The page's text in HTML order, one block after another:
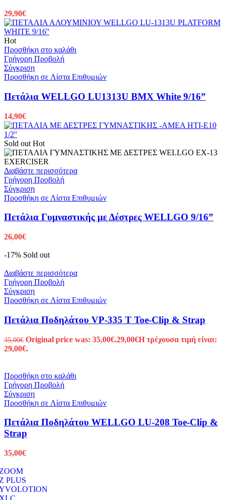
29,90€
Hot
Προσθήκη στο καλάθι
Γρήγορη Προβολή
Σύγκριση
Προσθήκη σε Λίστα Επιθυμιών
Πετάλια WELLGO LU1313U BMX White 9/16”
14,90€
Sold out Hot
Διαβάστε περισσότερα
Γρήγορη Προβολή
Σύγκριση
Προσθήκη σε Λίστα Επιθυμιών
Πετάλια Γυμναστικής με Δέστρες WELLGO 9/16”
26,00€
-17% Sold out
Διαβάστε περισσότερα
Γρήγορη Προβολή
Σύγκριση
Προσθήκη σε Λίστα Επιθυμιών
Πετάλια Ποδηλάτου VP-335 T Toe-Clip & Strap
35,00€ Original price was: 35,00€.29,00€Η τρέχουσα τιμή είναι:
29,00€.
Προσθήκη στο καλάθι
Γρήγορη Προβολή
Σύγκριση
Προσθήκη σε Λίστα Επιθυμιών
Πετάλια Ποδηλάτου WELLGO LU-208 Toe-Clip &
Strap
35,00€
PLUS